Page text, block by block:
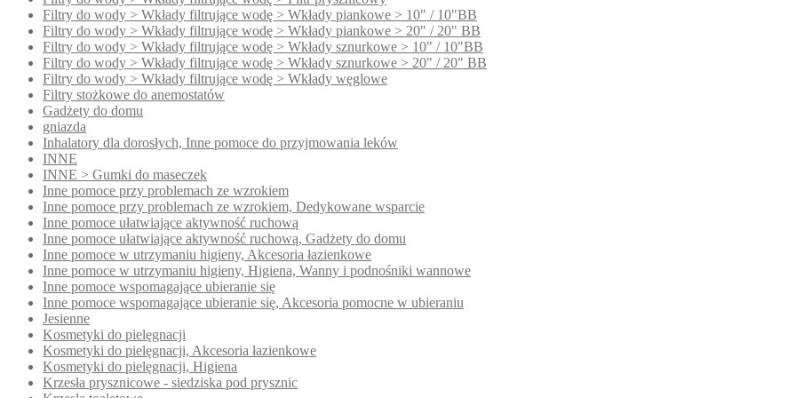
Filtry do wody > Wkłady filtrujące wodę > Wkłady piankowe > 10" / 10"BB
Filtry do wody > Wkłady filtrujące wodę > Wkłady piankowe > 20" / 20" BB
Filtry do wody > Wkłady filtrujące wodę > Wkłady sznurkowe > 10" / 10"BB
Filtry do wody > Wkłady filtrujące wodę > Wkłady sznurkowe > 20" / 20" BB
Filtry do wody > Wkłady filtrujące wodę > Wkłady węglowe
Filtry stożkowe do anemostatów
Gadżety do domu
gniazda
Inhalatory dla dorosłych, Inne pomoce do przyjmowania leków
INNE
INNE > Gumki do maseczek
Inne pomoce przy problemach ze wzrokiem
Inne pomoce przy problemach ze wzrokiem, Dedykowane wsparcie
Inne pomoce ułatwiające aktywność ruchową
Inne pomoce ułatwiające aktywność ruchową, Gadżety do domu
Inne pomoce w utrzymaniu higieny, Akcesoria łazienkowe
Inne pomoce w utrzymaniu higieny, Higiena, Wanny i podnośniki wannowe
Inne pomoce wspomagające ubieranie się
Inne pomoce wspomagające ubieranie się, Akcesoria pomocne w ubieraniu
Jesienne
Kosmetyki do pielęgnacji
Kosmetyki do pielęgnacji, Akcesoria łazienkowe
Kosmetyki do pielęgnacji, Higiena
Krzesła prysznicowe - siedziska pod prysznic